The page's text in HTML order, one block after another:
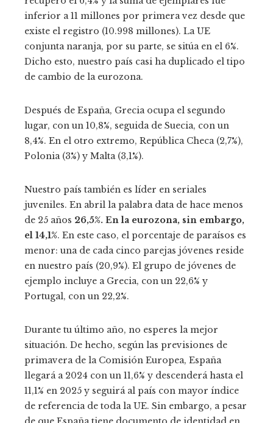
inferior a 11 millones por primera vez desde que
existe el registro (10.998 millones). La UE
conjunta naranja, por su parte, se sitúa en el 6%.
Dicho esto, nuestro país casi ha duplicado el tipo
de cambio de la eurozona.
Después de España, Grecia ocupa el segundo
lugar, con un 10,8%, seguida de Suecia, con un
8,4%. En el otro extremo, República Checa (2,7%),
Polonia (3%) y Malta (3,1%).
Nuestro país también es líder en seriales
juveniles. En abril la palabra data de hace menos
de 25 años 26,5%. En la eurozona, sin embargo,
el 14,1%. En este caso, el porcentaje de paraísos es
menor: una de cada cinco parejas jóvenes reside
en nuestro país (20,9%). El grupo de jóvenes de
ejemplo incluye a Grecia, con un 22,6% y
Portugal, con un 22,2%.
Durante tu último año, no esperes la mejor
situación. De hecho, según las previsiones de
primavera de la Comisión Europea, España
llegará a 2024 con un 11,6% y descenderá hasta el
11,1% en 2025 y seguirá al país con mayor índice
de referencia de toda la UE. Sin embargo, a pesar